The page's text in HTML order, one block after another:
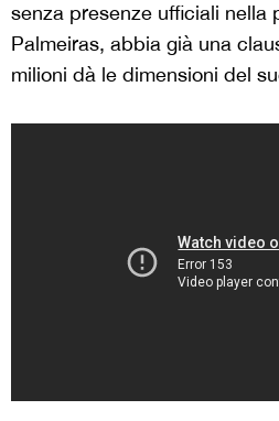
senza presenze ufficiali nella
Palmeiras, abbia già una
milioni dà le dimensioni del